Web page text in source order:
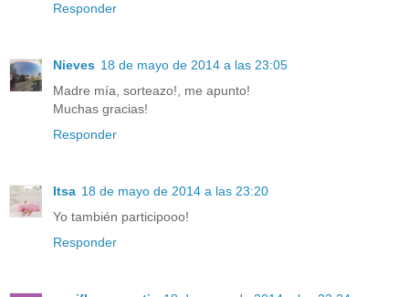
Responder
Nieves 18 de mayo de 2014 a las 23:05
Madre mía, sorteazo!, me apunto!
Muchas gracias!
Responder
Itsa 18 de mayo de 2014 a las 23:20
Yo también participooo!
Responder